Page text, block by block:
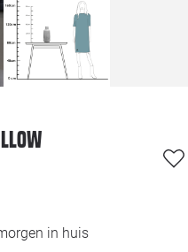
in huis